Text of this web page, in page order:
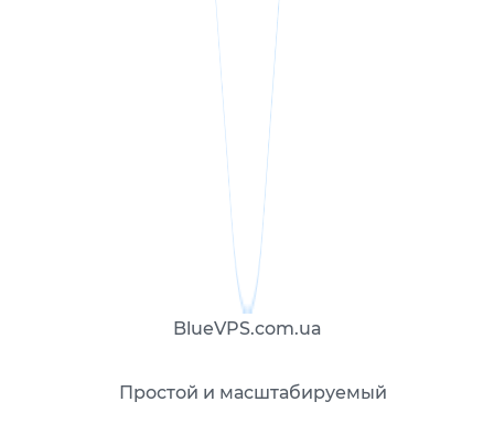
BlueVPS.com.ua
Простой и масштабируемый